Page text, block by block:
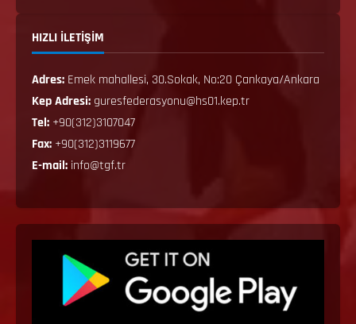
HIZLI İLETİŞİM
Adres: Emek mahallesi, 30.Sokak, No:20 Çankaya/Ankara
Kep Adresi: guresfederasyonu@hs01.kep.tr
Tel: +90(312)3107047
Fax: +90(312)3119677
E-mail: info@tgf.tr